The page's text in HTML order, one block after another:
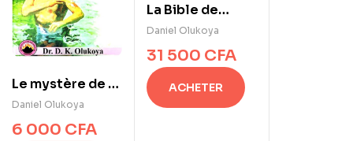
Le mystère de la
guérison par
l’eau
Daniel Olukoya
6 000 CFA
La Bible de
Prière et de
Délivrance
Daniel Olukoya
31 500 CFA
ACHETER